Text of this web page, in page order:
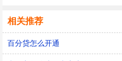
相关推荐
百分贷怎么开通